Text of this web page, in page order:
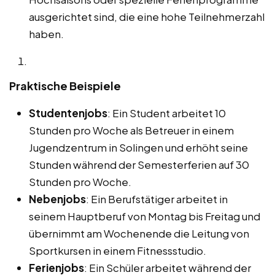
ausgerichtet sind, die eine hohe Teilnehmerzahl
haben.
Praktische Beispiele
Studentenjobs: Ein Student arbeitet 10
Stunden pro Woche als Betreuer in einem
Jugendzentrum in Solingen und erhöht seine
Stunden während der Semesterferien auf 30
Stunden pro Woche.
Nebenjobs: Ein Berufstätiger arbeitet in
seinem Hauptberuf von Montag bis Freitag und
übernimmt am Wochenende die Leitung von
Sportkursen in einem Fitnessstudio.
Ferienjobs: Ein Schüler arbeitet während der